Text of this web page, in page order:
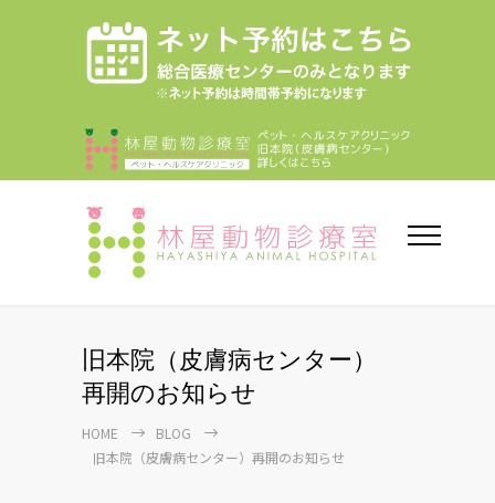
旧本院（皮膚病センター）
再開のお知らせ
HOME
BLOG
旧本院（皮膚病センター）再開のお知らせ